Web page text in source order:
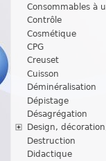
Consommables à
Contrôle
Cosmétique
CPG
Creuset
Cuisson
Déminéralisation
Dépistage
Désagrégation
Design,
Destruction
Didactique